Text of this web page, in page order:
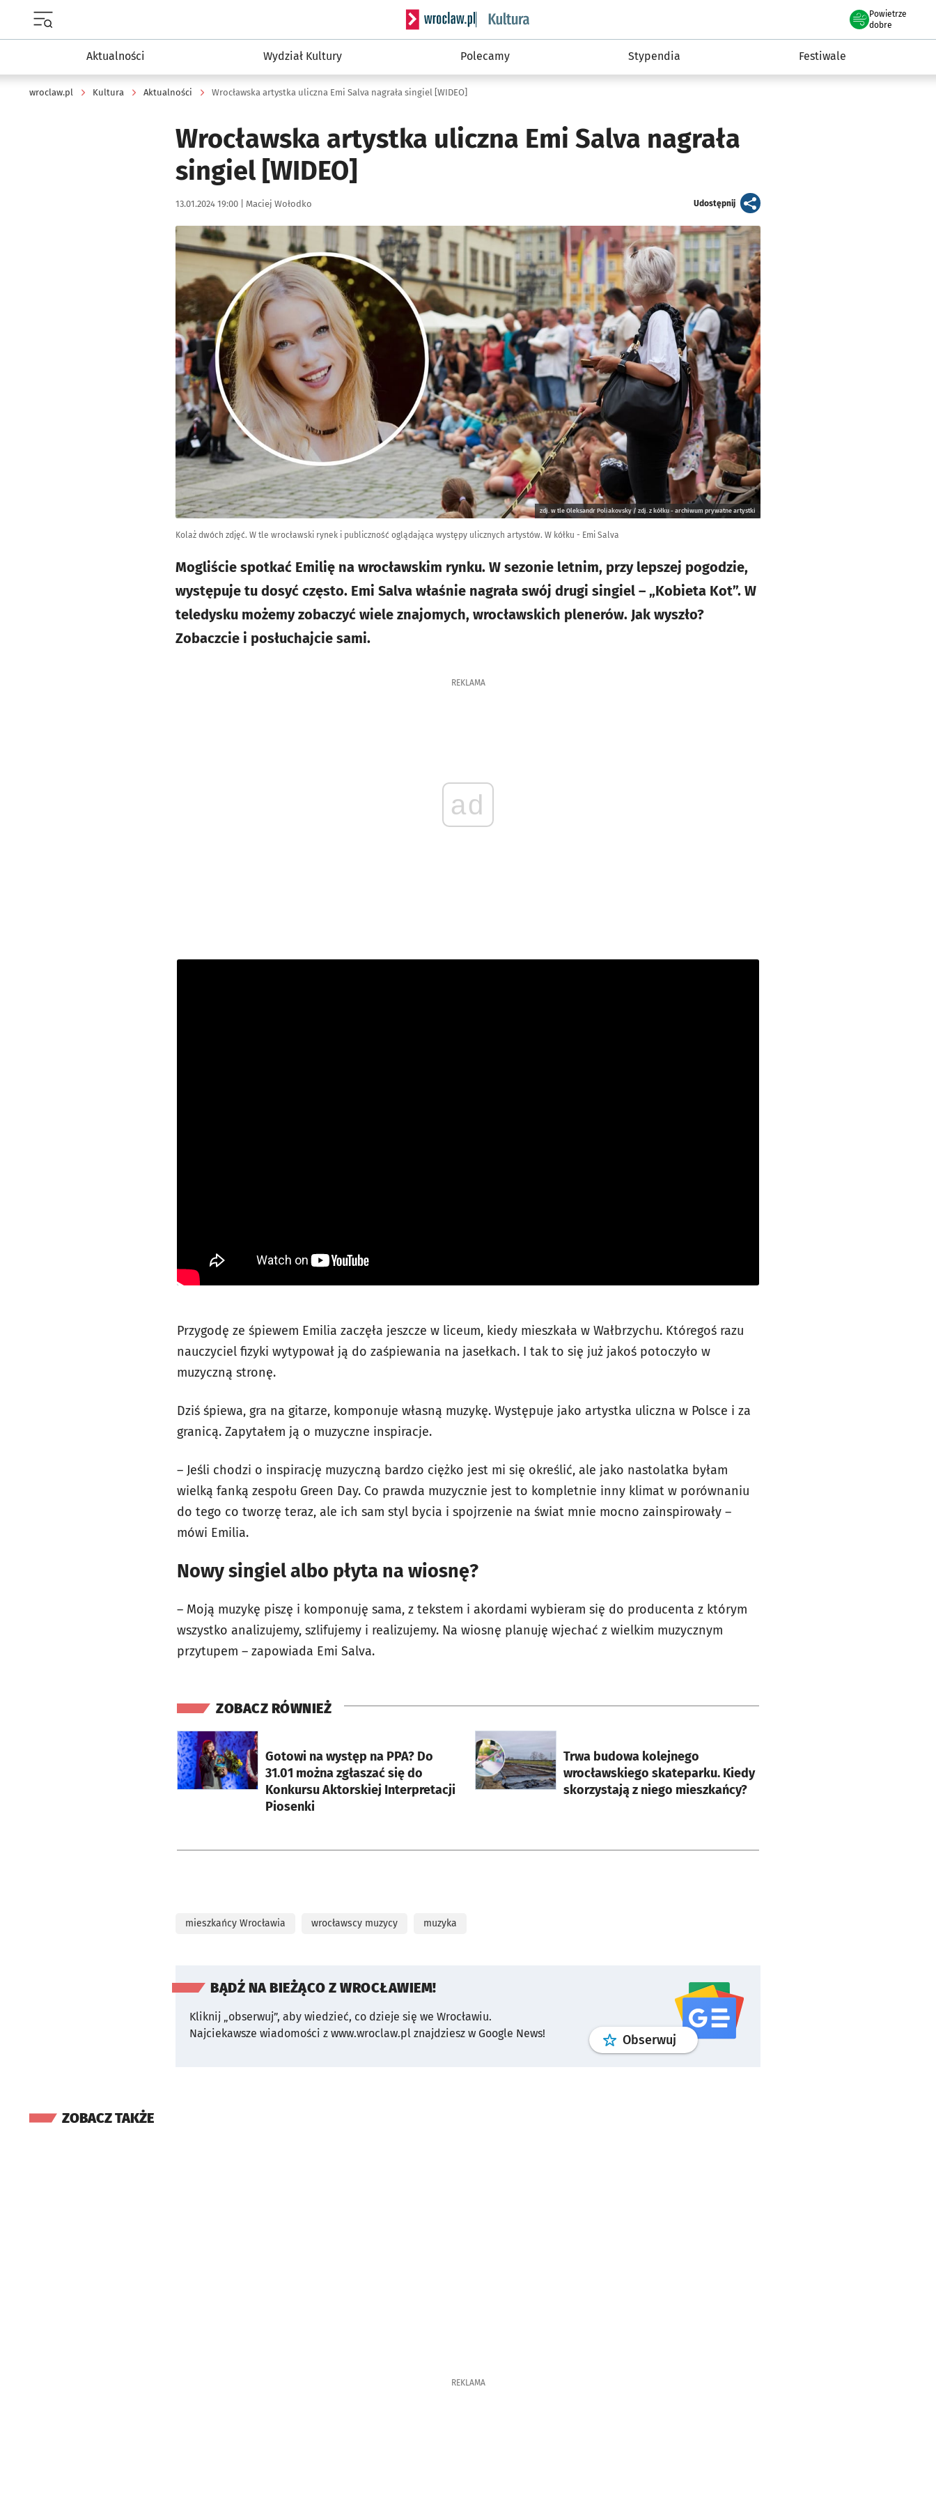
Serwis informacyjny wroclaw.pl podserwis: Kultura
Powietrze
we Wrocławiu
dobre
Aktualności Wydział Kultury Polecamy Stypendia Festiwale
wroclaw.pl Kultura Aktualności Wrocławska artystka uliczna Emi Salva nagrała singiel [WIDEO]
Wrocławska artystka uliczna Emi Salva nagrała
singiel [WIDEO]
Data publikacji:
13.01.2024 19:00 | Autor:
Maciej Wołodko Udostępnijartykuł
Kliknij, aby powiększyć
zdj. w tle Oleksandr Poliakovsky / zdj. z kółku - archiwum prywatne artystki
Kolaż dwóch zdjęć. W tle wrocławski rynek i publiczność oglądająca występy ulicznych artystów. W kółku - Emi Salva
Mogliście spotkać Emilię na wrocławskim rynku. W sezonie letnim, przy lepszej pogodzie,
występuje tu dosyć często. Emi Salva właśnie nagrała swój drugi singiel – „Kobieta Kot”. W
teledysku możemy zobaczyć wiele znajomych, wrocławskich plenerów. Jak wyszło?
Zobaczcie i posłuchajcie sami.
REKLAMA
ad
Przygodę ze śpiewem Emilia zaczęła jeszcze w liceum, kiedy mieszkała w Wałbrzychu. Któregoś razu
nauczyciel fizyki wytypował ją do zaśpiewania na jasełkach. I tak to się już jakoś potoczyło w
muzyczną stronę.
Dziś śpiewa, gra na gitarze, komponuje własną muzykę. Występuje jako artystka uliczna w Polsce i za
granicą. Zapytałem ją o muzyczne inspiracje.
– Jeśli chodzi o inspirację muzyczną bardzo ciężko jest mi się określić, ale jako nastolatka byłam
wielką fanką zespołu Green Day. Co prawda muzycznie jest to kompletnie inny klimat w porównaniu
do tego co tworzę teraz, ale ich sam styl bycia i spojrzenie na świat mnie mocno zainspirowały –
mówi Emilia.
Nowy singiel albo płyta na wiosnę?
– Moją muzykę piszę i komponuję sama, z tekstem i akordami wybieram się do producenta z którym
wszystko analizujemy, szlifujemy i realizujemy. Na wiosnę planuję wjechać z wielkim muzycznym
przytupem – zapowiada Emi Salva.
ZOBACZ RÓWNIEŻ
Gotowi na występ na PPA? Do
31.01 można zgłaszać się do
Konkursu Aktorskiej Interpretacji
Piosenki
otworzy się w nowej karcie
Trwa budowa kolejnego
wrocławskiego skateparku. Kiedy
skorzystają z niego mieszkańcy?
otworzy się w nowej karcie
mieszkańcy Wrocławia wrocławscy muzycy muzyka
BĄDŹ NA BIEŻĄCO Z WROCŁAWIEM!
Kliknij „obserwuj”, aby wiedzieć, co dzieje się we Wrocławiu.
Najciekawsze wiadomości z www.wroclaw.pl znajdziesz w Google News!
Obserwuj profilgoogle news
ZOBACZ TAKŻE
REKLAMA